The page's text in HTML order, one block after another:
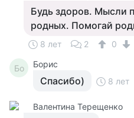
Будь здоров. Мысли
родных. Помогай
8 лет 2 0
Бо Борис
Спасибо) 8 лет
Валентина Терещенко